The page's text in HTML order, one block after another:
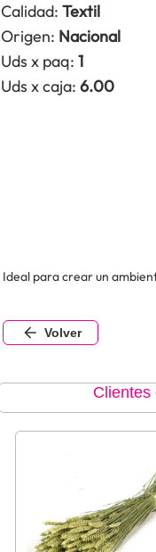
Calidad: Textil
Origen: Nacional
Uds x paq: 1
Uds x caja: 6.00
Ideal para crear un
Volver
Clientes